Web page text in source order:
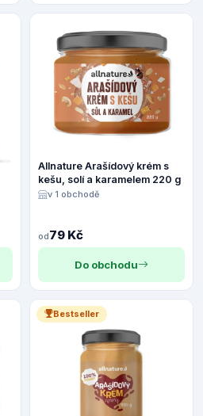
Allnature Arašídový krém s
kešu, solí a karamelem 220 g
v 1 obchodě
od79 Kč
Do obchodu
Bestseller